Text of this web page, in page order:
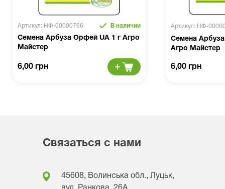
Артикул: НФ-00000766 В наличии
Семена Арбуза Орфей UA 1 г Агро
Майстер
6,00 грн
Артикул: НФ-
Семена Арбуза
Агро Майстер
6,00 грн
Связаться с нами
45608, Волинська обл., Луцьк,